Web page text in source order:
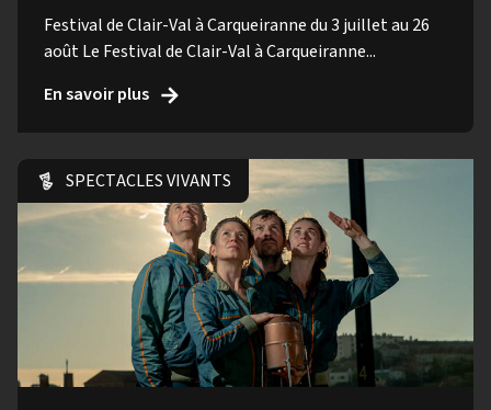
Festival de Clair-Val à Carqueiranne du 3 juillet au 26
août Le Festival de Clair-Val à Carqueiranne...
En savoir plus
SPECTACLES VIVANTS